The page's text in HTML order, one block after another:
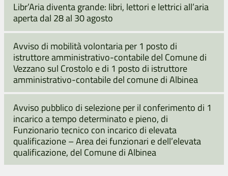
Libr’Aria diventa grande: libri, lettori e lettrici all’aria
aperta dal 28 al 30 agosto
Avviso di mobilità volontaria per 1 posto di
istruttore amministrativo-contabile del Comune di
Vezzano sul Crostolo e di 1 posto di istruttore
amministrativo-contabile del comune di Albinea
Avviso pubblico di selezione per il conferimento di 1
incarico a tempo determinato e pieno, di
Funzionario tecnico con incarico di elevata
qualificazione – Area dei funzionari e dell’elevata
qualificazione, del Comune di Albinea